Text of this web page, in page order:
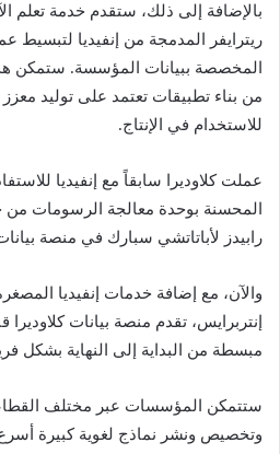
بالإضافة إلى ذلك، ستقدم خدمة تعلم
ريترايفر المدمجة من إنفيديا لتبسيط
المخصصة ببيانات المؤسسة. ستمكن
للاستخدام في الإنتاج.
عملت كلاوديرا سابقاً مع إنفيديا
المحسنة بوحدة معالجة الرسومات من
رابيدز لأباتاتشي سبارك في منصة
والآن، مع إضافة خدمات إنفيديا
إنتربرايس، تقدم منصة بيانات
مبسطة من البداية إلى النهاية بشكل
ستتمكن المؤسسات عبر مختلف
وتخصيص ونشر نماذج لغوية كبيرة أسرع